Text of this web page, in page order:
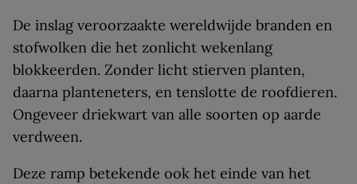
De inslag veroorzaakte wereldwijde branden en
stofwolken die het zonlicht wekenlang
blokkeerden. Zonder licht stierven planten,
daarna planteneters, en tenslotte de roofdieren.
Ongeveer driekwart van alle soorten op aarde
verdween.
Deze ramp betekende ook het einde van het